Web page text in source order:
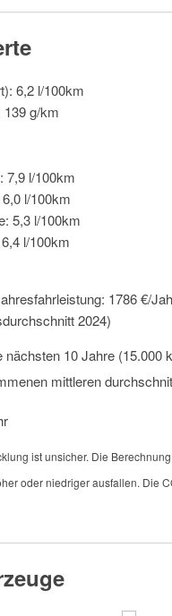
6,2 l/100km
139 g/km
7,9 l/100km
6,0 l/100km
5,3 l/100km
6,4 l/100km
1786 €/
2024)
nächsten 10 Jahre (15.000
mittleren
ist unsicher. Die
oder niedriger ausfallen. Die